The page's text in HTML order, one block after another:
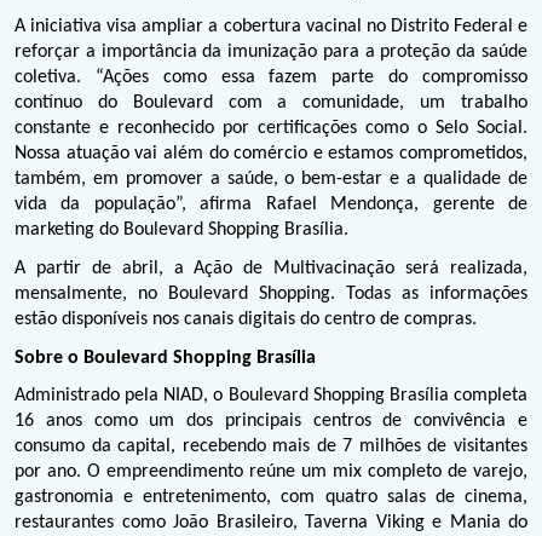
A iniciativa visa ampliar a cobertura vacinal no Distrito Federal e
reforçar a importância da imunização para a proteção da saúde
coletiva. “Ações como essa fazem parte do compromisso
contínuo do Boulevard com a comunidade, um trabalho
constante e reconhecido por certificações como o Selo Social.
Nossa atuação vai além do comércio e estamos comprometidos,
também, em promover a saúde, o bem-estar e a qualidade de
vida da população”, afirma Rafael Mendonça, gerente de
marketing do Boulevard Shopping Brasília.
A partir de abril, a Ação de Multivacinação será realizada,
mensalmente, no Boulevard Shopping. Todas as informações
estão disponíveis nos canais digitais do centro de compras.
Sobre o Boulevard Shopping Brasília
Administrado pela NIAD, o Boulevard Shopping Brasília completa
16 anos como um dos principais centros de convivência e
consumo da capital, recebendo mais de 7 milhões de visitantes
por ano. O empreendimento reúne um mix completo de varejo,
gastronomia e entretenimento, com quatro salas de cinema,
restaurantes como João Brasileiro, Taverna Viking e Mania do